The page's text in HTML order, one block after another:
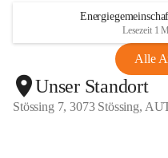
Lesezeit 1
Alle
Unser Standort
Stössing 7, 3073 Stössing,